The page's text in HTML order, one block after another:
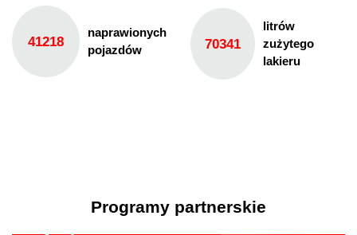
41218
naprawionych
pojazdów
70341
litrów
zużytego
lakieru
Programy partnerskie